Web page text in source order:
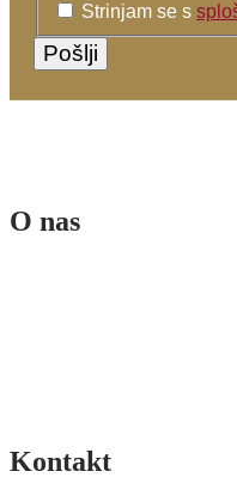
Strinjam se s
O nas
Kontakt